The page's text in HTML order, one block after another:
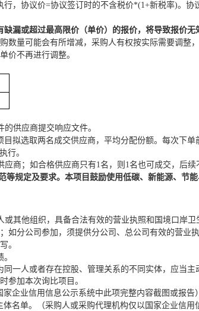
，协议价=协议签订时的不含税价*(1+新税率)。
缺漏或超过最高限价（单价）的报价，将导致报价无
数量可能会有所增减， 采购人有权按实际需要调整，
价不再进行调整。
的供应商提交响应文件。
目 拟选取两名 成交供应商，平均分配份额。每次 下单
行。
商；如合格供应商只有1名，则1名也可成交，后续
规定及要求。本项目鼓励使用低碳、新能源、节能
或其他组织 ， 具备合法有效的营业执照和国境口岸卫
如分公司参加， 须提供分公司、总公司 有效的营业
。
一人或者存在控股、管理关系的不同实体，应当主
参加本次询比项目 。
企业信用信息公示系统中此项完整内容截图或报告
名单。（采购人或采购代理机构仅以国家企业信